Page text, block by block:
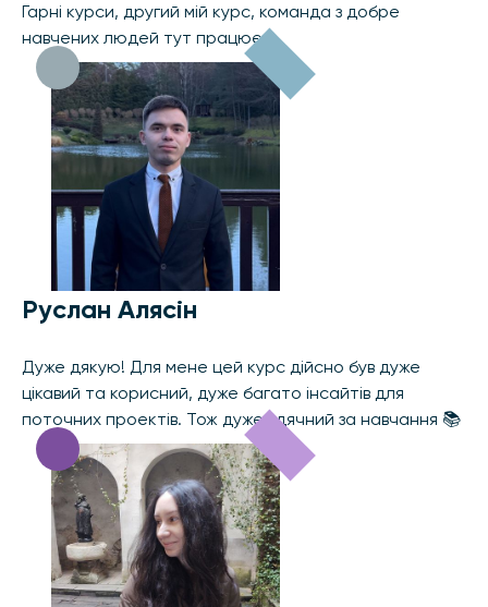
Гарні курси, другий мій курс, команда з добре
навчених людей тут працює.
Руслан Алясін
Дуже дякую! Для мене цей курс дійсно був дуже
цікавий та корисний, дуже багато інсайтів для
поточних проектів. Тож дуже вдячний за навчання 📚